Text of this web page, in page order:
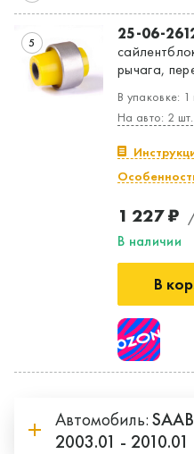
5 25-06-
рычага,
В упаковке: 1
На авто: 2 шт.
1 227 ₽
В наличии
В
Автомобиль:SAAB
2003.01 - 2010.01